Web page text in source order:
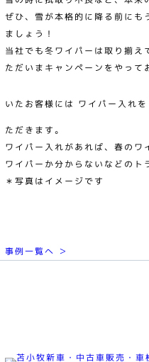
ぜひ、雪が本格的に降る前にも
ましょう！
当社でも冬ワイパーは取り揃え
ただいまキャンペーンをやって
いたお客様には ワイパー入れを
ただきます。
ワイパー入れがあれば、春のワ
ワイパーか分からないなどのト
＊写真はイメージです
事例一覧へ ＞